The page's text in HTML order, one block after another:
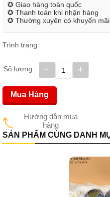
✪ Giao hàng toàn quốc
✪ Thanh toán khi nhận hàng
✪ Thường xuyên có khuyến
Trình trạng:
Số lượng: +
−
Hướng dẫn mua
hàng
Mua Hàng
SẢN PHẨM CÙNG DANH